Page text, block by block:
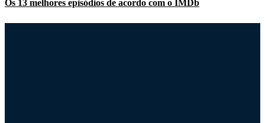
Os 13 melhores episódios de acordo com o IMDb